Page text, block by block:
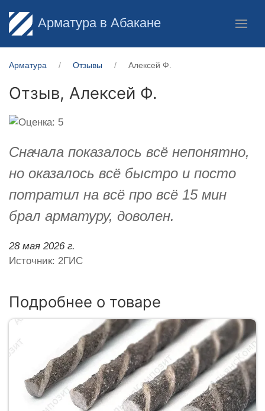
Арматура в Абакане
Арматура Отзывы Алексей Ф.
Отзыв, Алексей Ф.
Сначала показалось всё непонятно,
но оказалось всё быстро и посто
потратил на всё про всё 15 мин
брал арматуру, доволен.
28 мая 2026 г.
Источник: 2ГИС
Подробнее о товаре